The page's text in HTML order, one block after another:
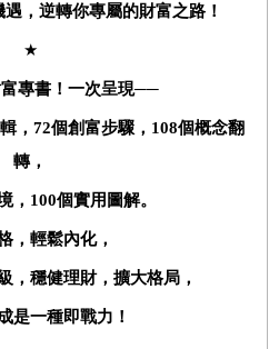
，逆轉你專屬的財富之路！
★
專書！一次呈現──
， 72個創富步驟， 108個概念翻
轉，
， 100個實用圖解。
，輕鬆內化，
，穩健理財，擴大格局，
是一種即戰力！